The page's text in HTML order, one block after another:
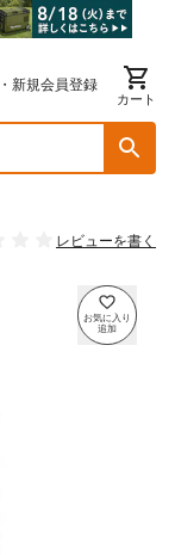
新規会員登録
カート
レビューを書く